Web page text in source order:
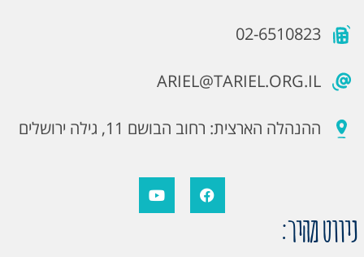
02-6510823
ARIEL@TARIEL.ORG.IL
ההנהלה הארצית: רחוב הבושם 11, גילה ירושלים
ניווט מהיר: